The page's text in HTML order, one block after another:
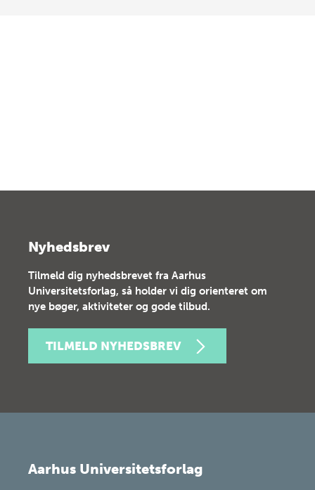
Nyhedsbrev
Tilmeld dig nyhedsbrevet fra Aarhus
Universitetsforlag, så holder vi dig orienteret om
nye bøger, aktiviteter og gode tilbud.
TILMELD NYHEDSBREV
Aarhus Universitetsforlag